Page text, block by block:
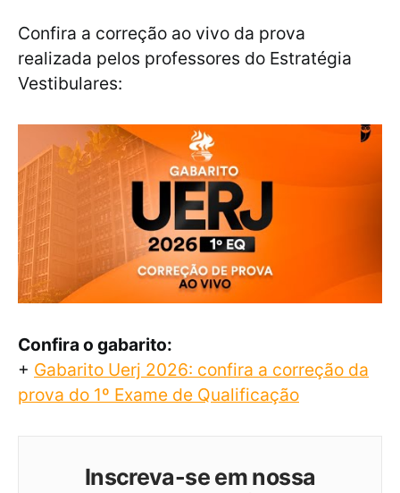
Confira a correção ao vivo da prova
realizada pelos professores do Estratégia
Vestibulares:
Confira o gabarito:
+ Gabarito Uerj 2026: confira a correção da
prova do 1º Exame de Qualificação
Inscreva-se em nossa